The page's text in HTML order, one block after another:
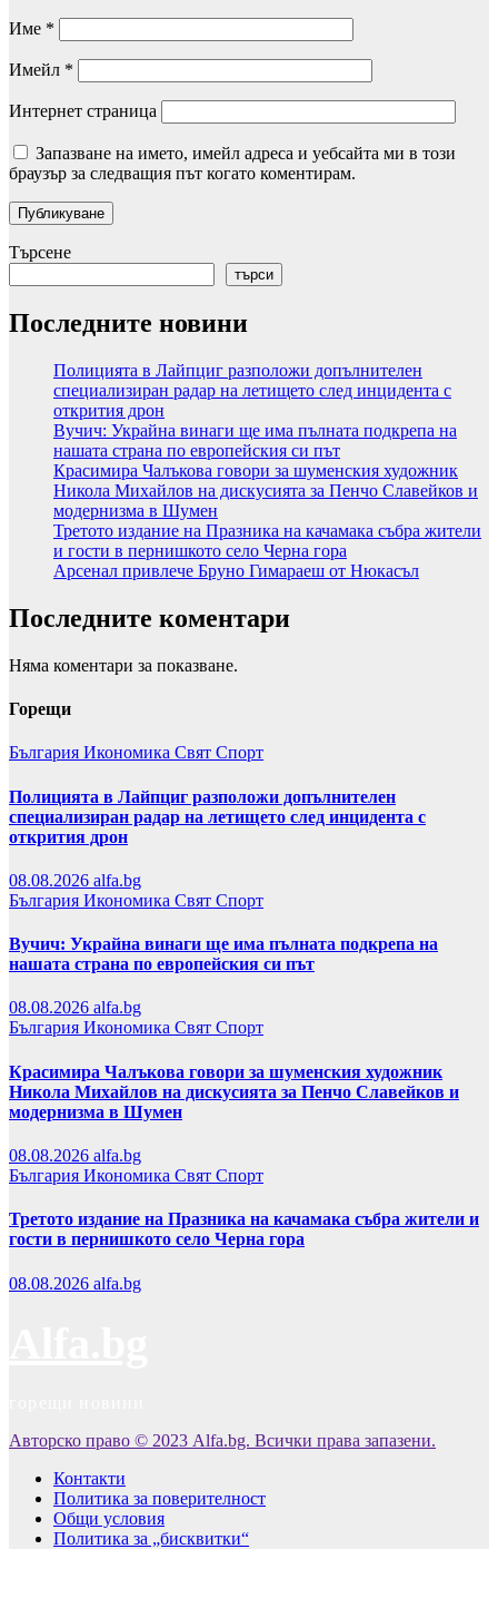
Име *
Имейл *
Интернет страница
Запазване на името, имейл адреса и уебсайта ми в този
браузър за следващия път когато коментирам.
Търсене
търси
Последните новини
Полицията в Лайпциг разположи допълнителен
специализиран радар на летището след инцидента с
открития дрон
Вучич: Украйна винаги ще има пълната подкрепа на
нашата страна по европейския си път
Красимира Чалъкова говори за шуменския художник
Никола Михайлов на дискусията за Пенчо Славейков и
модернизма в Шумен
Третото издание на Празника на качамака събра жители
и гости в пернишкото село Черна гора
Арсенал привлече Бруно Гимараеш от Нюкасъл
Последните коментари
Няма коментари за показване.
Горещи
България Икономика Свят Спорт
Полицията в Лайпциг разположи допълнителен
специализиран радар на летището след инцидента с
открития дрон
08.08.2026 alfa.bg
България Икономика Свят Спорт
Вучич: Украйна винаги ще има пълната подкрепа на
нашата страна по европейския си път
08.08.2026 alfa.bg
България Икономика Свят Спорт
Красимира Чалъкова говори за шуменския художник
Никола Михайлов на дискусията за Пенчо Славейков и
модернизма в Шумен
08.08.2026 alfa.bg
България Икономика Свят Спорт
Третото издание на Празника на качамака събра жители и
гости в пернишкото село Черна гора
08.08.2026 alfa.bg
Авторско право © 2023 Alfa.bg. Всички права запазени.
Контакти
Политика за поверителност
Общи условия
Политика за „бисквитки“